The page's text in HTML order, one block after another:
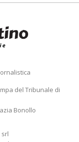
del Tribunale di
Bonollo
srl